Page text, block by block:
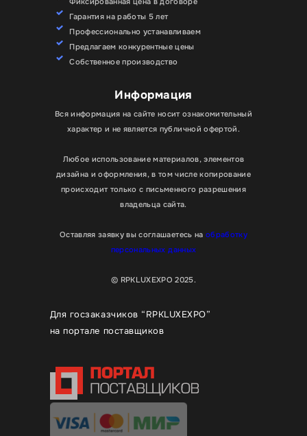
Гарантия на работы 5 лет
Профессионально устанавливаем
Предлагаем конкурентные цены
Собственное производство
Информация
Вся информация на сайте носит ознакомительный
характер и не является публичной офертой.
Любое использование материалов, элементов
дизайна и оформления, в том числе копирование
происходит только с письменного разрешения
владельца сайта.
Оставляя заявку вы соглашаетесь на обработку
персональных данных
© RPKLUXEXPO 2025.
Для госзаказчиков “RPKLUXEXPO”
на портале поставщиков